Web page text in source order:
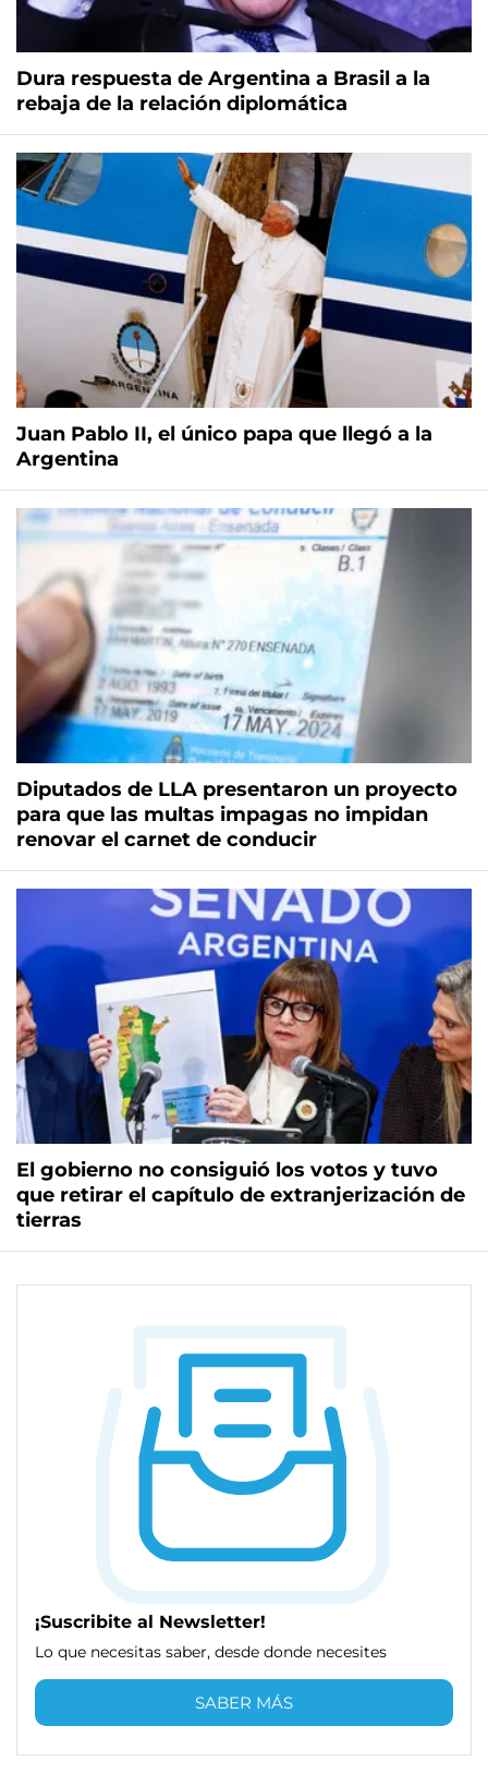
Dura respuesta de Argentina a Brasil a la
rebaja de la relación diplomática
Juan Pablo II, el único papa que llegó a la
Argentina
Diputados de LLA presentaron un proyecto
para que las multas impagas no impidan
renovar el carnet de conducir
El gobierno no consiguió los votos y tuvo
que retirar el capítulo de extranjerización de
tierras
¡Suscribite al Newsletter!
Lo que necesitas saber, desde donde necesites
SABER MÁS